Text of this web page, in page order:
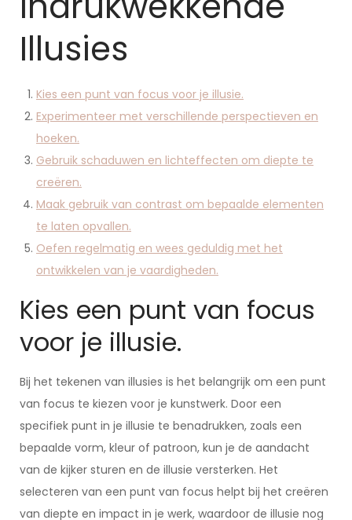
Illusies
Kies een punt van focus voor je illusie.
Experimenteer met verschillende perspectieven en
hoeken.
Gebruik schaduwen en lichteffecten om diepte te
creëren.
Maak gebruik van contrast om bepaalde elementen
te laten opvallen.
Oefen regelmatig en wees geduldig met het
ontwikkelen van je vaardigheden.
Kies een punt van focus
voor je illusie.
Bij het tekenen van illusies is het belangrijk om een punt
van focus te kiezen voor je kunstwerk. Door een
specifiek punt in je illusie te benadrukken, zoals een
bepaalde vorm, kleur of patroon, kun je de aandacht
van de kijker sturen en de illusie versterken. Het
selecteren van een punt van focus helpt bij het creëren
van diepte en impact in je werk, waardoor de illusie nog